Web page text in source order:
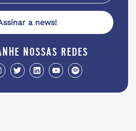
a news!
nossas redes